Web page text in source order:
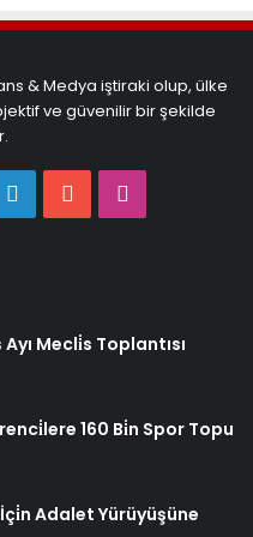
& Medya iştiraki olup, ülke
ve güvenilir bir şekilde
LinkedInYouTube
Mecli̇s Toplantısı
160 Bi̇n Spor Topu
Adalet Yürüyüşüne